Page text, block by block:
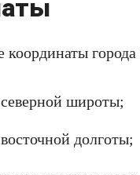
координаты города
северной широты;
восточной долготы;